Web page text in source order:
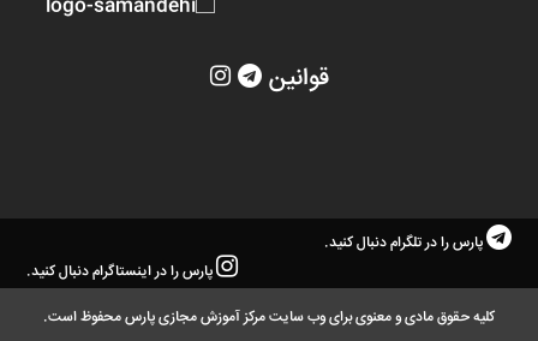
قوانین
پارس را در تلگرام دنبال کنید.
پارس را در اینستاگرام دنبال کنید.
کلیه حقوق مادی و معنوی برای وب سایت مرکز آموزش مجازی پارس محفوظ است.